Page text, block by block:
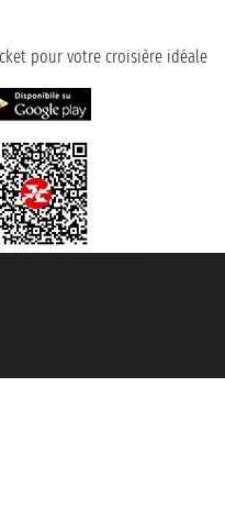
pour votre croisière idéale